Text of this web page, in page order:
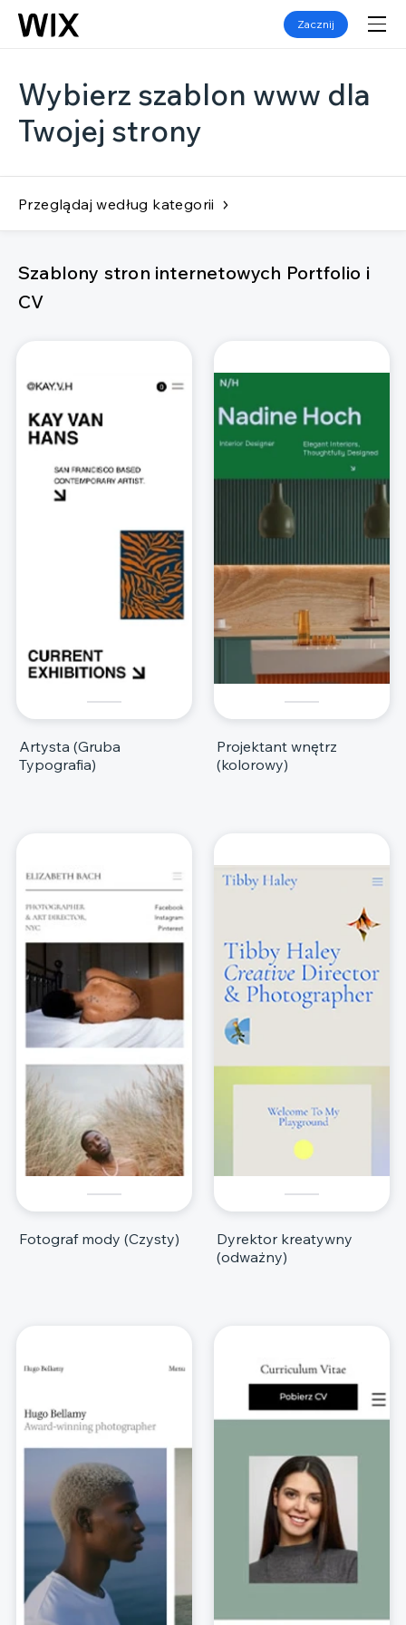
Zacznij
Wybierz szablon www dla
Twojej strony
Przeglądaj według kategorii
Szablony stron internetowych Portfolio i
CV
Artysta (Gruba
Typografia)
Projektant wnętrz
(kolorowy)
Fotograf mody (Czysty)
Dyrektor kreatywny
(odważny)